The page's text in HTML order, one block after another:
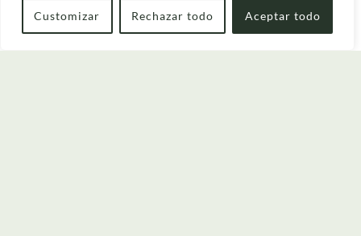
Customizar Rechazar todo Aceptar todo
Entrada — Salida 2